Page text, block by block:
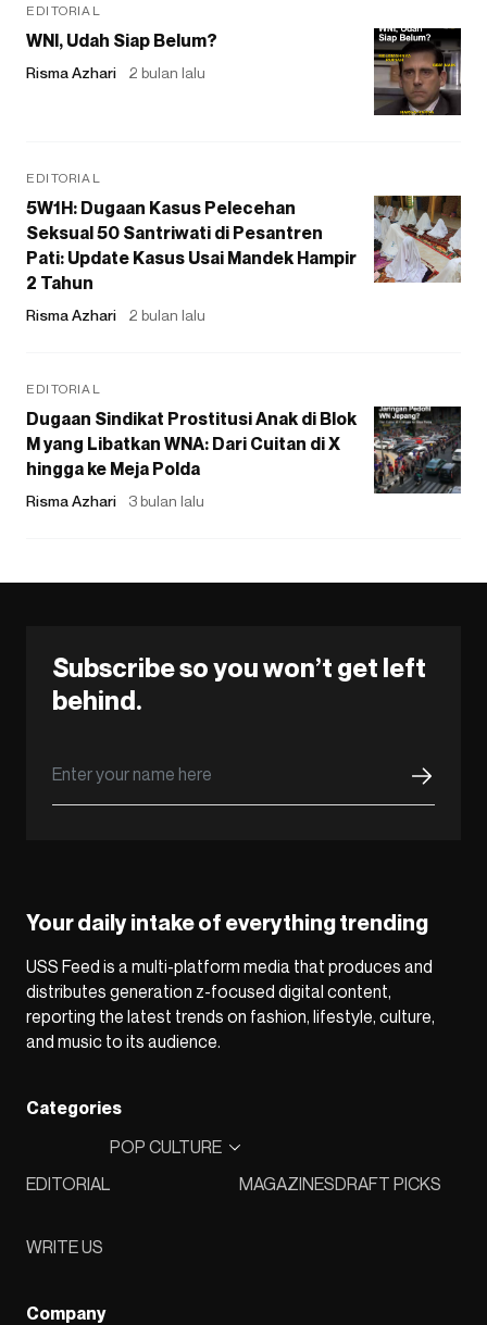
EDITORIAL
WNI, Udah Siap Belum?
Risma Azhari 2 bulan lalu
EDITORIAL
5W1H: Dugaan Kasus Pelecehan
Seksual 50 Santriwati di Pesantren
Pati: Update Kasus Usai Mandek Hampir
2 Tahun
Risma Azhari 2 bulan lalu
EDITORIAL
Dugaan Sindikat Prostitusi Anak di Blok
M yang Libatkan WNA: Dari Cuitan di X
hingga ke Meja Polda
Risma Azhari 3 bulan lalu
Subscribe so you won’t get left
behind.
Your daily intake of everything trending
USS Feed is a multi-platform media that produces and
distributes generation z-focused digital content,
reporting the latest trends on fashion, lifestyle, culture,
and music to its audience.
Categories
EDITORIAL
POP CULTURE
MAGAZINESDRAFT PICKS
WRITE US
Company